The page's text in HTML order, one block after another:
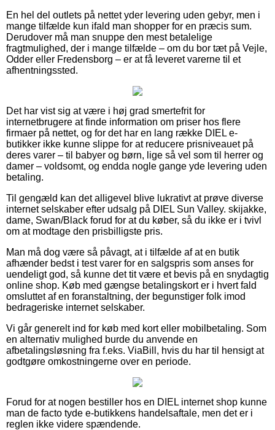
En hel del outlets på nettet yder levering uden gebyr, men i
mange tilfælde kun ifald man shopper for en præcis sum.
Derudover må man snuppe den mest betalelige
fragtmulighed, der i mange tilfælde – om du bor tæt på Vejle,
Odder eller Fredensborg – er at få leveret varerne til et
afhentningssted.
Det har vist sig at være i høj grad smertefrit for
internetbrugere at finde information om priser hos flere
firmaer på nettet, og for det har en lang række DIEL e-
butikker ikke kunne slippe for at reducere prisniveauet på
deres varer – til babyer og børn, lige så vel som til herrer og
damer – voldsomt, og endda nogle gange yde levering uden
betaling.
Til gengæld kan det alligevel blive lukrativt at prøve diverse
internet selskaber efter udsalg på DIEL Sun Valley. skijakke,
dame, Swan/Black forud for at du køber, så du ikke er i tvivl
om at modtage den prisbilligste pris.
Man må dog være så påvagt, at i tilfælde af at en butik
afhænder bedst i test varer for en salgspris som anses for
uendeligt god, så kunne det tit være et bevis på en snydagtig
online shop. Køb med gængse betalingskort er i hvert fald
omsluttet af en foranstaltning, der begunstiger folk imod
bedrageriske internet selskaber.
Vi går generelt ind for køb med kort eller mobilbetaling. Som
en alternativ mulighed burde du anvende en
afbetalingsløsning fra f.eks. ViaBill, hvis du har til hensigt at
godtgøre omkostningerne over en periode.
Forud for at nogen bestiller hos en DIEL internet shop kunne
man de facto tyde e-butikkens handelsaftale, men det er i
reglen ikke videre spændende.